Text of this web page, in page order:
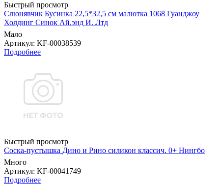
Быстрый просмотр
Слюнявчик Бусинка 22,5*32,5 см малютка 1068 Гуанджоу
Холдинг Синок Ай.энд И. Лтд
Мало
Артикул: KF-00038539
Подробнее
Быстрый просмотр
Соска-пустышка Дино и Рино силикон классич. 0+ Нингбо
Много
Артикул: KF-00041749
Подробнее